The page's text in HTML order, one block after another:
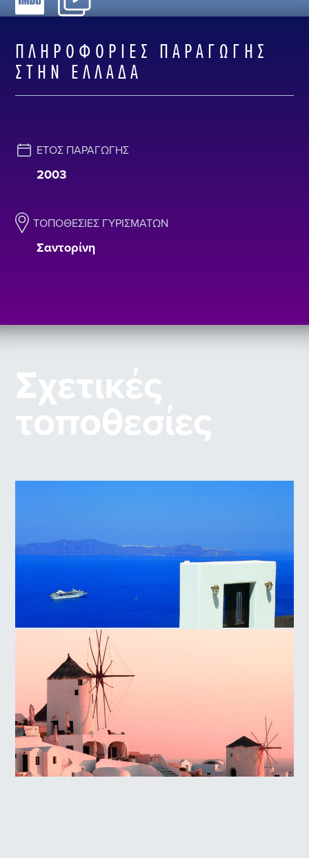
ΠΛΗΡΟΦΟΡΊΕΣ ΠΑΡΑΓΩΓΉΣ
ΣΤΗΝ ΕΛΛΆΔΑ
ΈΤΟΣ ΠΑΡΑΓΩΓΉΣ
2003
ΤΟΠΟΘΕΣΊΕΣ ΓΥΡΙΣΜΆΤΩΝ
Σαντορίνη
Σχετικές
τοποθεσίες
Νησί της Σαντορίνης